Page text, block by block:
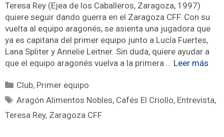
Teresa Rey (Ejea de los Caballeros, Zaragoza, 1997)
quiere seguir dando guerra en el Zaragoza CFF. Con su
vuelta al equipo aragonés, se asienta una jugadora que
ya es capitana del primer equipo junto a Lucía Fuertes,
Lana Spliter y Annelie Leitner. Sin duda, quiere ayudar a
que el equipo aragonés vuelva a la primera … Leer más
Club, Primer equipo
Aragón Alimentos Nobles, Cafés El Criollo, Entrevista,
Teresa Rey, Zaragoza CFF